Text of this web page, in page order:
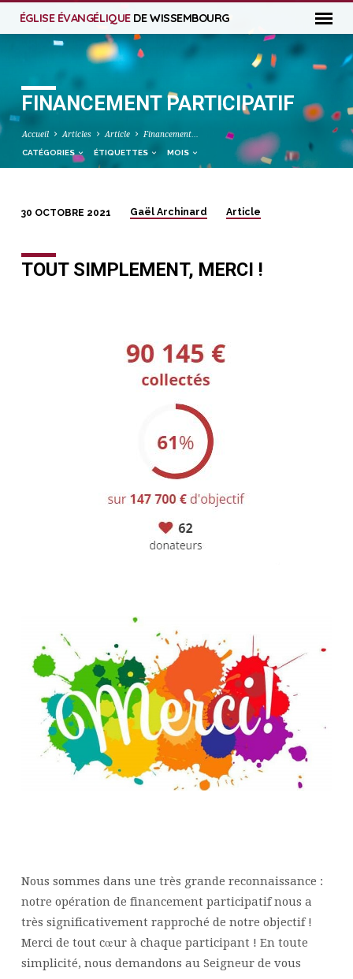
ÉGLISE ÉVANGÉLIQUE DE WISSEMBOURG
FINANCEMENT PARTICIPATIF
Accueil Articles Article Financement…
CATÉGORIES ÉTIQUETTES MOIS
PARTICIPATIF
30 OCTOBRE 2021 Gaël Archinard Article
TOUT SIMPLEMENT, MERCI !
Nous sommes dans une très grande reconnaissance :
notre opération de financement participatif nous a
très significativement rapproché de notre objectif !
Merci de tout cœur à chaque participant ! En toute
simplicité, nous demandons au Seigneur de vous